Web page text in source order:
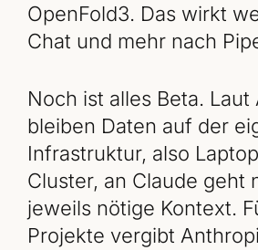
OpenFold3. Das wirkt
Chat und mehr nach
Noch ist alles Beta. Laut
bleiben Daten auf der
Infrastruktur, also
Cluster, an Claude geht
jeweils nötige Kontext.
Projekte vergibt